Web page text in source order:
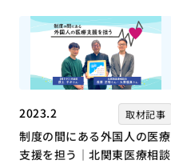
2023.2 取材記事
制度の間にある外国人の医療
支援を担う｜北関東医療相談